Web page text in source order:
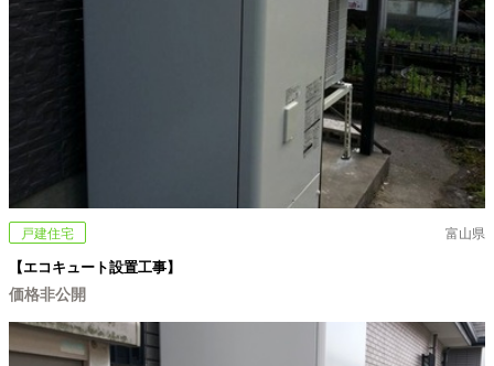
戸建住宅 富山県
【エコキュート設置工事】
価格非公開